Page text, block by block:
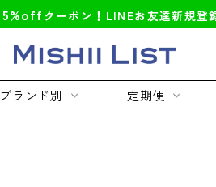
5%off クーポン！LINEお友達新規登
ブランド別 定期便